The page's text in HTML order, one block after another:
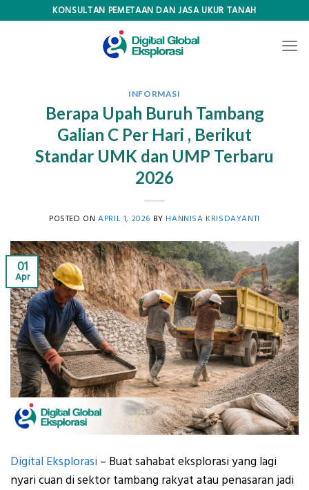
KONSULTAN PEMETAAN DAN JASA UKUR TANAH
INFORMASI
Berapa Upah Buruh Tambang
Galian C Per Hari , Berikut
Standar UMK dan UMP Terbaru
2026
POSTED ONAPRIL 1, 2026 BY HANNISA KRISDAYANTI
01
Apr
Digital Eksplorasi – Buat sahabat eksplorasi yang lagi
nyari cuan di sektor tambang rakyat atau penasaran jadi